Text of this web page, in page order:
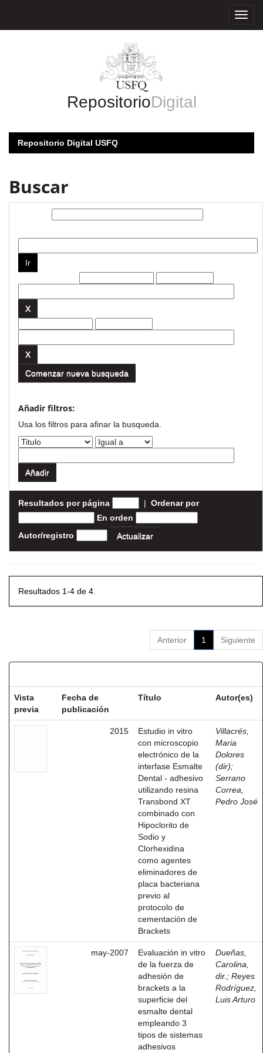
RepositorioDigital
Repositorio Digital USFQ
Buscar
Comenzar nueva busqueda
Añadir filtros:
Usa los filtros para afinar la busqueda.
Resultados por página | Ordenar por
En orden
Autor/registro
Resultados 1-4 de 4.
Anterior 1 Siguiente
Vista
previa
Fecha de
publicación
Título Autor(es)
2015
Estudio in vitro
con microscopio
electrónico de la
interfase Esmalte
Dental - adhesivo
utilizando resina
Transbond XT
combinado con
Hipoclorito de
Sodio y
Clorhexidina
como agentes
eliminadores de
placa bacteriana
previo al
protocolo de
cementación de
Brackets
Villacrés,
Maria
Dolores
(dir);
Serrano
Correa,
Pedro José
may-2007
Evaluación in vitro
de la fuerza de
adhesión de
brackets a la
superficie del
esmalte dental
empleando 3
tipos de sistemas
adhesivos
Dueñas,
Carolina,
dir. ; Reyes
Rodríguez,
Luis Arturo